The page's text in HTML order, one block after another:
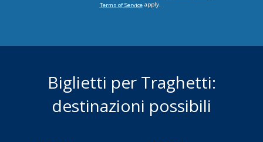
Terms of Serviceapply.
Biglietti per Traghetti:
destinazioni possibili